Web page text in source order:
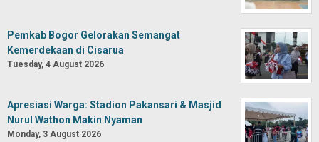
Pemkab Bogor Gelorakan Semangat
Kemerdekaan di Cisarua
Tuesday, 4 August 2026
Apresiasi Warga: Stadion Pakansari & Masjid
Nurul Wathon Makin Nyaman
Monday, 3 August 2026